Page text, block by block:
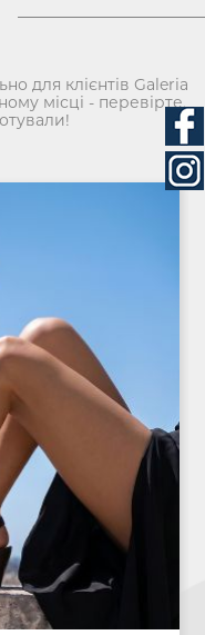
для клієнтів Galeria
місці - перевірте,